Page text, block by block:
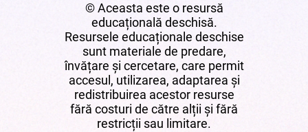
© Aceasta este o resursă
educațională deschisă.
Resursele educaționale deschise
sunt materiale de predare,
învățare și cercetare, care permit
accesul, utilizarea, adaptarea și
redistribuirea acestor resurse
fără costuri de către alții și fără
restricții sau limitare.